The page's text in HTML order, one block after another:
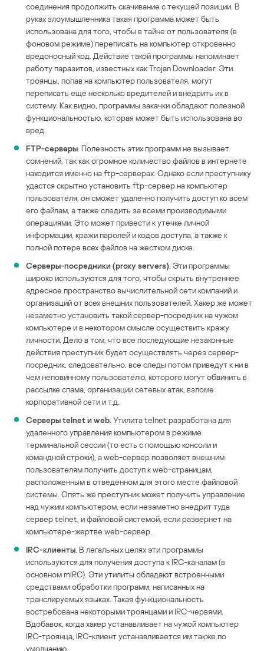
соединения продолжить скачивание с текущей позиции. В
руках злоумышленника такая программа может быть
использована для того, чтобы в тайне от пользователя (в
фоновом режиме) переписать на компьютер откровенно
вредоносный код. Действие такой программы напоминает
работу паразитов, известных как Trojan Downloader. Эти
троянцы, попав на компьютер пользователя, могут
переписать еще несколько вредителей и внедрить их в
систему. Как видно, программы закачки обладают полезной
функциональностью, которая может быть использована во
вред.
FTP-серверы . Полезность этих программ не вызывает
сомнений, так как огромное количество файлов в интернете
находится именно на ftp-серверах. Однако если преступнику
удастся скрытно установить ftp-сервер на компьютер
пользователя, он сможет удаленно получить доступ ко всем
его файлам, а также следить за всеми производимыми
операциями. Это может привести к утечке личной
информации, кражи паролей и кодов доступа, а также к
полной потере всех файлов на жестком диске.
Серверы-посредники (proxy servers) . Эти программы
широко используются для того, чтобы скрыть внутреннее
адресное пространство вычислительной сети компаний и
организаций от всех внешних пользователей. Хакер же может
незаметно установить такой сервер-посредник на чужом
компьютере и в некотором смысле осуществить кражу
личности. Дело в том, что все последующие незаконные
действия преступник будет осуществлять через сервер-
посредник, следовательно, все следы потом приведут к ни в
чем неповинному пользователю, которого могут обвинить в
рассылке спама, организации сетевых атак, взломе
корпоративной сети и т.д.
Серверы telnet и web . Утилита telnet разработана для
удаленного управления компьютером в режиме
терминальной сессии (то есть с помощью консоли и
командной строки), а web-сервер позволяет внешним
пользователям получить доступ к web-страницам,
расположенным в отведенном для этого месте файловой
системы. Опять же преступник может получить управление
над чужим компьютером, если незаметно внедрит туда
сервер telnet, и файловой системой, если развернет на
компьютере-жертве web-сервер.
IRC-клиенты . В легальных целях эти программы
используются для получения доступа к IRC-каналам (в
основном mIRC). Эти утилиты обладают встроенными
средствами обработки программ, написанных на
транслируемых языках. Такая функциональность
востребована некоторыми троянцами и IRC-червями.
Вдобавок, когда хакер устанавливает на чужой компьютер
IRC-троянца, IRC-клиент устанавливается им также по
умолчанию.